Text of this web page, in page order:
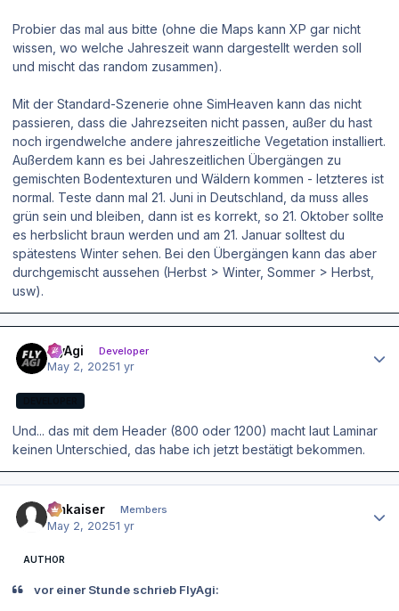
Probier das mal aus bitte (ohne die Maps kann XP gar nicht
wissen, wo welche Jahreszeit wann dargestellt werden soll
und mischt das random zusammen).
Mit der Standard-Szenerie ohne SimHeaven kann das nicht
passieren, dass die Jahrezseiten nicht passen, außer du hast
noch irgendwelche andere jahreszeitliche Vegetation installiert.
Außerdem kann es bei Jahreszeitlichen Übergängen zu
gemischten Bodentexturen und Wäldern kommen - letzteres ist
normal. Teste dann mal 21. Juni in Deutschland, da muss alles
grün sein und bleiben, dann ist es korrekt, so 21. Oktober sollte
es herbslicht braun werden und am 21. Januar solltest du
spätestens Winter sehen. Bei den Übergängen kann das aber
durchgemischt aussehen (Herbst > Winter, Sommer > Herbst,
usw).
FlyAgi Developer
May 2, 20251 yr
Und... das mit dem Header (800 oder 1200) macht laut Laminar
keinen Unterschied, das habe ich jetzt bestätigt bekommen.
hmkaiser Members
May 2, 20251 yr
AUTHOR
vor einer Stunde schrieb FlyAgi: